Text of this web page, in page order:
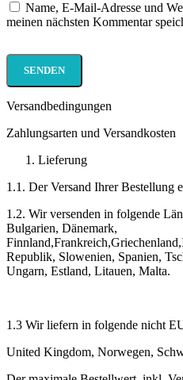
Name, E-Mail-Adresse und
meinen nächsten Kommentar
Versandbedingungen
Zahlungsarten und Versandkosten
Lieferung
1.1. Der Versand Ihrer Bestellung
1.2. Wir versenden in folgende
Bulgarien, Dänemark,
Republik, Slowenien, Spanien,
Ungarn, Estland, Litauen, Malta.
1.3 Wir liefern in folgende nicht
United Kingdom, Norwegen,